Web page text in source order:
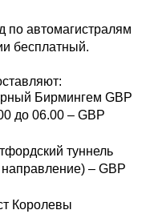
по автомагистралям
бесплатный.
Бирмингем GBP
до 06.00 – GBP
туннель
– GBP
Королевы